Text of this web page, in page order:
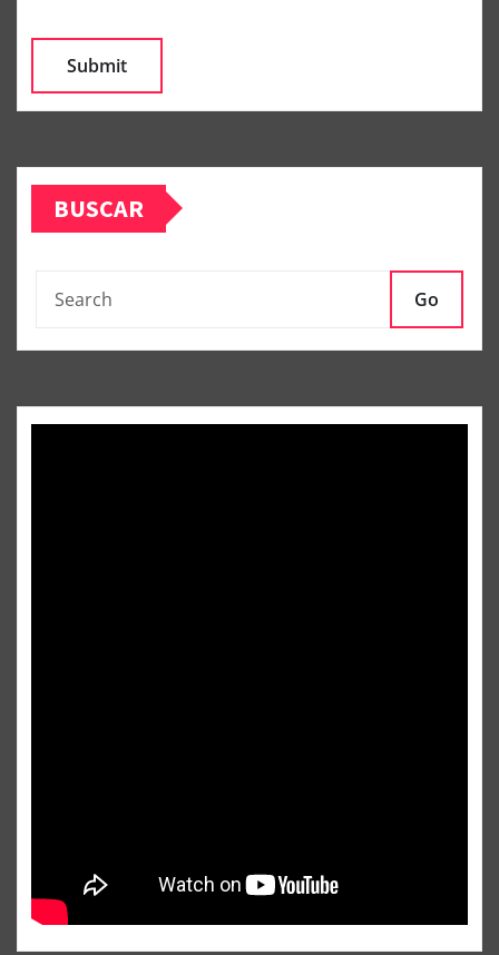
BUSCAR
Go